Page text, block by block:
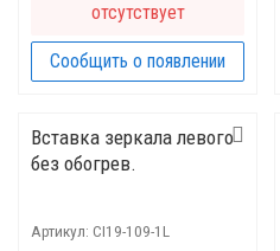
отсутствует
Сообщить о появлении
Вставка зеркала левого
без обогрев.
Артикул: CI19-109-1L